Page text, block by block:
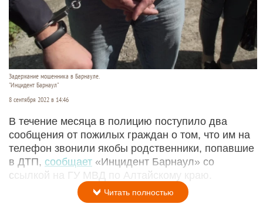
Задержание мошенника в Барнауле.
"Инцидент Барнаул"
8 сентября 2022 в 14:46
В течение месяца в полицию поступило два
сообщения от пожилых граждан о том, что им на
телефон звонили якобы родственники, попавшие
в ДТП, сообщает «Инцидент Барнаул» со
ссылкой на ГУ МВД по Алтайскому краю.
Читать полностью